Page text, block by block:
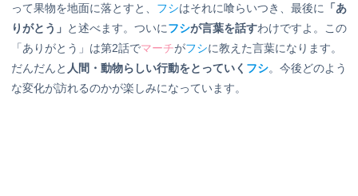
って果物を地面に落とすと、 フシはそれに喰らいつき、最後に
「あ
りがとう」 と述べます。ついにフシが言葉を話すわけですよ。この
「ありがとう」は第2話でマーチがフシに教えた言葉になります。
だんだんと 人間・動物らしい行動をとっていく フシ。今後どのよう
な変化が訪れるのかが楽しみになっています。